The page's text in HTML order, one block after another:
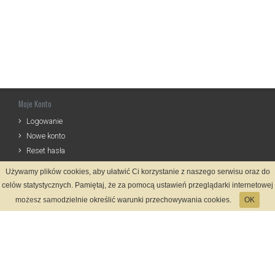
Moje Konto
Logowanie
Nowe konto
Reset hasła
Informacje
Regulamin
Używamy plików cookies, aby ułatwić Ci korzystanie z naszego serwisu oraz do
celów statystycznych. Pamiętaj, że za pomocą ustawień przeglądarki internetowej
możesz samodzielnie określić warunki przechowywania cookies.
OK